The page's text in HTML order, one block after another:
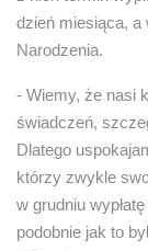
dzień miesiąca, a
Narodzenia.
- Wiemy, że nasi
świadczeń,
Dlatego
którzy zwykle
w grudniu
podobnie jak to